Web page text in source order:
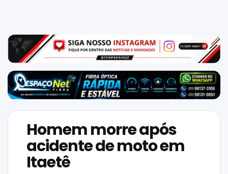
NAS
NOSSAS
REDES
Homem morre após
acidente de moto em
Itaetê